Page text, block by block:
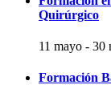
Quirúrgico
11 mayo - 30
Formación